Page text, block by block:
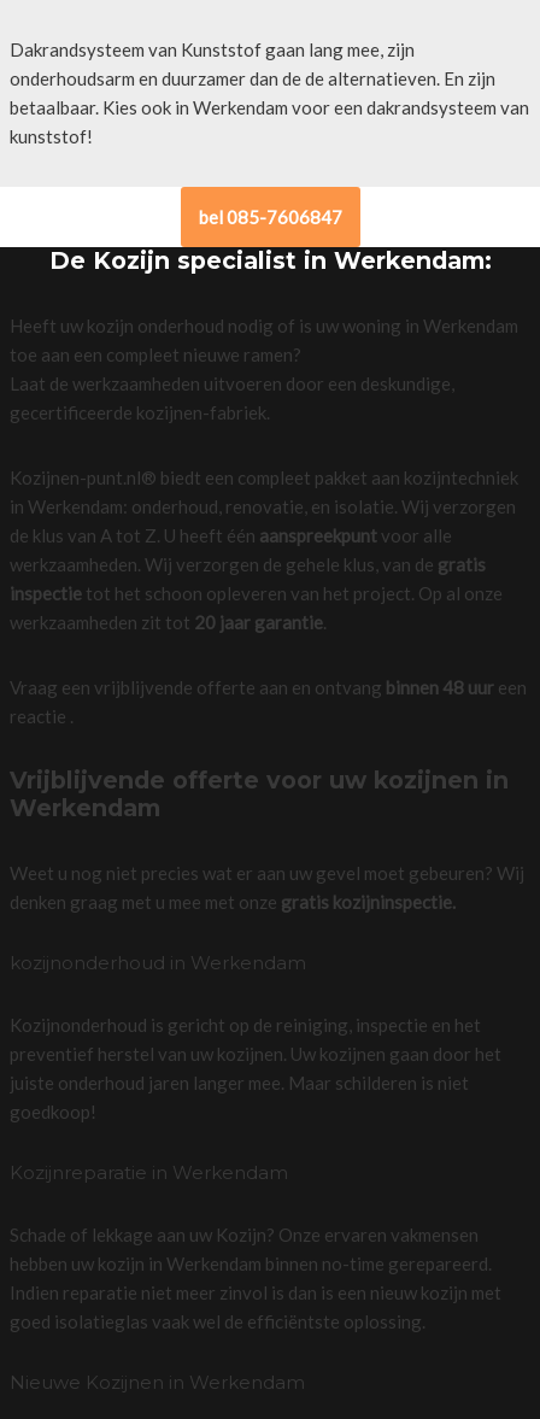
Dakrandsysteem van Kunststof gaan lang mee, zijn
onderhoudsarm en duurzamer dan de de alternatieven. En zijn
betaalbaar. Kies ook in Werkendam voor een dakrandsysteem van
kunststof!
bel 085-7606847
De Kozijn specialist in Werkendam:
Heeft uw kozijn onderhoud nodig of is uw woning in Werkendam
toe aan een compleet nieuwe ramen?
Laat de werkzaamheden uitvoeren door een deskundige,
gecertificeerde kozijnen-fabriek.
Kozijnen-punt.nl® biedt een compleet pakket aan kozijntechniek
in Werkendam: onderhoud, renovatie, en isolatie. Wij verzorgen
de klus van A tot Z. U heeft één aanspreekpuntvoor alle
werkzaamheden. Wij verzorgen de gehele klus, van de gratis
inspectietot het schoon opleveren van het project. Op al onze
werkzaamheden zit tot 20 jaar garantie.
Vraag een vrijblijvende offerte aan en ontvang binnen 48 uureen
reactie .
Vrijblijvende offerte voor uw kozijnen in
Werkendam
Weet u nog niet precies wat er aan uw gevel moet gebeuren? Wij
denken graag met u mee met onze gratis kozijninspectie.
kozijnonderhoud in Werkendam
Kozijnonderhoud is gericht op de reiniging, inspectie en het
preventief herstel van uw kozijnen. Uw kozijnen gaan door het
juiste onderhoud jaren langer mee. Maar schilderen is niet
goedkoop!
Kozijnreparatie in Werkendam
Schade of lekkage aan uw Kozijn? Onze ervaren vakmensen
hebben uw kozijn in Werkendam binnen no-time gerepareerd.
Indien reparatie niet meer zinvol is dan is een nieuw kozijn met
goed isolatieglas vaak wel de efficiëntste oplossing.
Nieuwe Kozijnen in Werkendam